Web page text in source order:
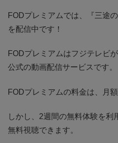
FODプレミアムでは、『三途
を配信中です！
FODプレミアムはフジテレビ
公式の動画配信サービスです。
FODプレミアムの料金は、月
しかし、2週間の無料体験を利
無料視聴できます。